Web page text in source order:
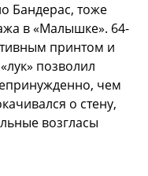
Бандерас, тоже
в «Малышке». 64-
принтом и
позволил
чем
о стену,
возгласы